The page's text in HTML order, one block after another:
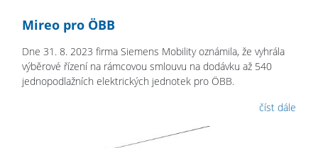
Mireo pro ÖBB
Dne 31. 8. 2023 firma Siemens Mobility oznámila, že vyhrála
výběrové řízení na rámcovou smlouvu na dodávku až 540
jednopodlažních elektrických jednotek pro ÖBB.
číst dále